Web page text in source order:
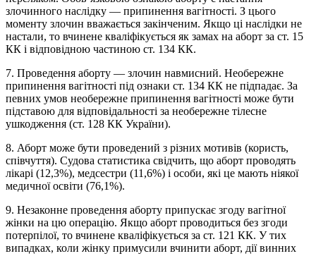
злочинного наслідку — припинення вагітності. З цього
моменту злочин вважається закінченим. Якщо ці наслідки не
настали, то вчинене кваліфікується як замах на аборт за ст. 15
КК і відповідною частиною ст. 134 КК.
7. Проведення аборту — злочин навмисний. Необережне
припинення вагітності під ознаки ст. 134 КК не підпадає. За
певних умов необережне припинення вагітності може бути
підставою для відповідальності за необережне тілесне
ушкодження (ст. 128 КК України).
8. Аборт може бути проведений з різних мотивів (користь,
співчуття). Судова статистика свідчить, що аборт проводять
лікарі (12,3%), медсестри (11,6%) і особи, які це мають ніякої
медичної освіти (76,1%).
9. Незаконне проведення аборту припускає згоду вагітної
жінки на цю операцію. Якщо аборт проводиться без згоди
потерпілої, то вчинене кваліфікується за ст. 121 КК. У тих
випадках, коли жінку примусили вчинити аборт, дії винних